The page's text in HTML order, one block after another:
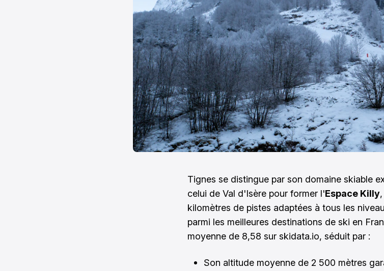
Tignes se distingue par son domaine skiable
celui de Val d'Isère pour former l'Espace Killy
kilomètres de pistes adaptées à tous les
parmi les meilleures destinations de ski en
moyenne de 8,58 sur skidata.io, séduit par :
Son altitude moyenne de 2 500 mètres